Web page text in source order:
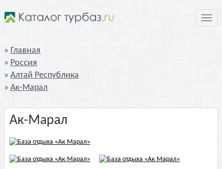
Главная
Россия
Алтай Республика
Ак-Марал
Ак-Марал